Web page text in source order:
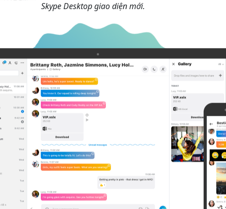
Skype Desktop giao diện mới.